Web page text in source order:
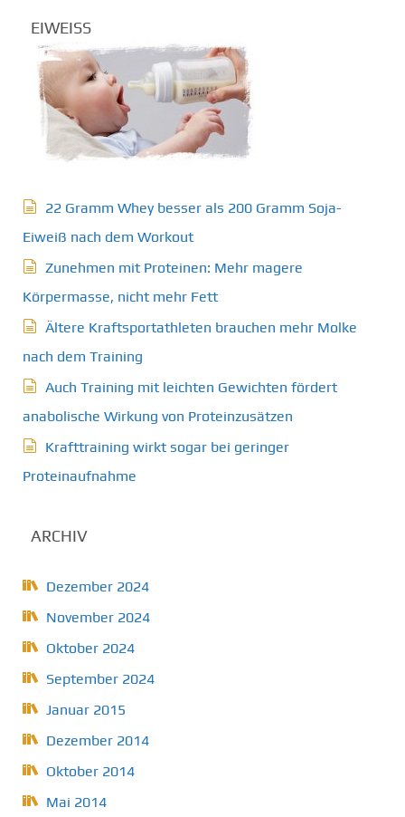
EIWEISS
22 Gramm Whey besser als 200 Gramm Soja-
Eiweiß nach dem Workout
Zunehmen mit Proteinen: Mehr magere
Körpermasse, nicht mehr Fett
Ältere Kraftsportathleten brauchen mehr Molke
nach dem Training
Auch Training mit leichten Gewichten fördert
anabolische Wirkung von Proteinzusätzen
Krafttraining wirkt sogar bei geringer
Proteinaufnahme
ARCHIV
Dezember 2024
November 2024
Oktober 2024
September 2024
Januar 2015
Dezember 2014
Oktober 2014
Mai 2014